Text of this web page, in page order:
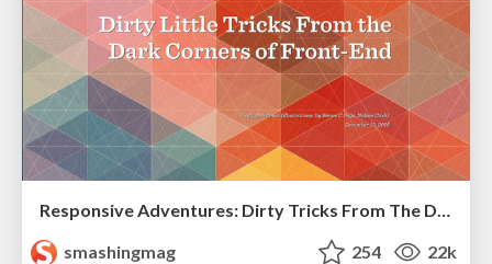
Responsive Adventures: Dirty Tricks From The Dark Corners of Front-End
smashingmag
254 22k